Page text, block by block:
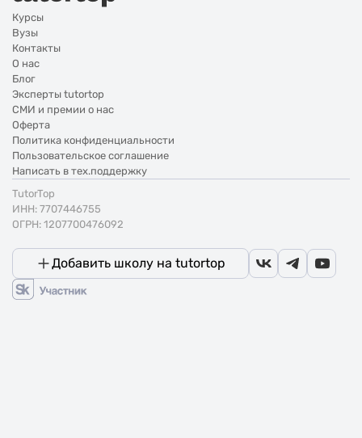
Курсы
Вузы
Контакты
О нас
Блог
Эксперты tutortop
СМИ и премии о нас
Оферта
Политика конфиденциальности
Пользовательское соглашение
Написать в тех.поддержку
TutorTop
ИНН: 7707446755
ОГРН: 1207700476092
Добавить школу на tutortop